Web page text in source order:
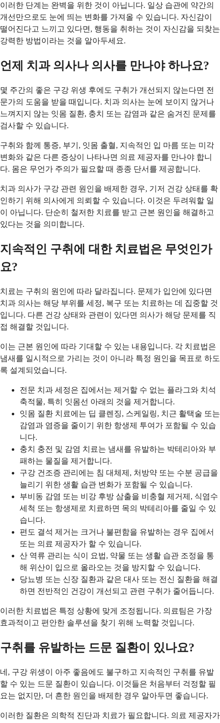
이러한 단계는 완벽을 위한 것이 아닙니다. 일상 습관에 약간의
개선만으로도 눈에 띄는 변화를 가져올 수 있습니다. 자신감이
떨어진다고 느끼고 있다면, 행동을 취하는 것이 자신감을 되찾는
강력한 방법이라는 것을 알아두세요.
언제 치과 의사나 의사를 만나야 하나요?
몇 주간의 좋은 구강 위생 후에도 구취가 개선되지 않는다면 전
문가의 도움을 받을 때입니다. 치과 의사는 눈에 보이지 않거나
느껴지지 않는 잇몸 질환, 충치 또는 감염과 같은 숨겨진 문제를
검사할 수 있습니다.
구취와 함께 통증, 부기, 잇몸 출혈, 지속적인 입 마름 또는 미각
변화와 같은 다른 증상이 나타나면 의료 제공자를 만나야 합니
다. 몸은 무언가 주의가 필요할 때 종종 단서를 제공합니다.
치과 의사가 구강 관련 원인을 배제한 경우, 기저 건강 상태를 확
인하기 위해 의사에게 의뢰할 수 있습니다. 이것은 두려워할 일
이 아닙니다. 단순히 철저한 치료를 받고 근본 원인을 해결하고
있다는 것을 의미합니다.
지속적인 구취에 대한 치료법은 무엇인가
요?
치료는 구취의 원인에 따라 달라집니다. 문제가 입안에 있다면
치과 의사는 해당 부위를 세정, 복구 또는 치료하는 데 집중할 것
입니다. 다른 건강 상태와 관련이 있다면 의사가 해당 문제를 직
접 해결할 것입니다.
이는 근본 원인에 따라 기대할 수 있는 내용입니다. 각 치료법은
냄새를 일시적으로 가리는 것이 아니라 특정 원인을 목표로 하도
록 설계되었습니다.
전문 치과 세정은 집에서는 제거할 수 없는 플라그와 치석
축적물, 특히 잇몸선 아래의 것을 제거합니다.
잇몸 질환 치료에는 딥 클렌징, 스케일링, 치근 활택술 또는
감염과 염증을 줄이기 위한 항생제 투여가 포함될 수 있습
니다.
충치 충전 및 감염 치료는 냄새를 유발하는 박테리아와 부
패하는 물질을 제거합니다.
구강 건조증 관리에는 침 대체제, 처방약 또는 수분 공급을
늘리기 위한 생활 습관 변화가 포함될 수 있습니다.
부비동 감염 또는 비강 후방 삼출을 비충혈 제거제, 식염수
세척 또는 항생제로 치료하면 목의 박테리아를 줄일 수 있
습니다.
편도 결석 제거는 크거나 불편함을 유발하는 경우 집에서
또는 의료 제공자가 할 수 있습니다.
산 역류 관리는 식이 요법, 약물 또는 생활 습관 조정을 통
해 위산이 입으로 올라오는 것을 방지할 수 있습니다.
당뇨병 또는 신장 질환과 같은 대사 또는 전신 질환을 해결
하면 전반적인 건강이 개선되고 관련 구취가 줄어듭니다.
이러한 치료법은 특정 상황에 맞게 조정됩니다. 의료팀은 가장
효과적이고 편안한 솔루션을 찾기 위해 노력할 것입니다.
구취를 유발하는 드문 질환이 있나요?
네, 구강 위생이 아주 좋음에도 불구하고 지속적인 구취를 유발
할 수 있는 드문 질환이 있습니다. 이것들은 처음부터 걱정할 필
요는 없지만, 더 흔한 원인을 배제한 경우 알아두면 좋습니다.
이러한 질환은 의학적 진단과 치료가 필요합니다. 의료 제공자가